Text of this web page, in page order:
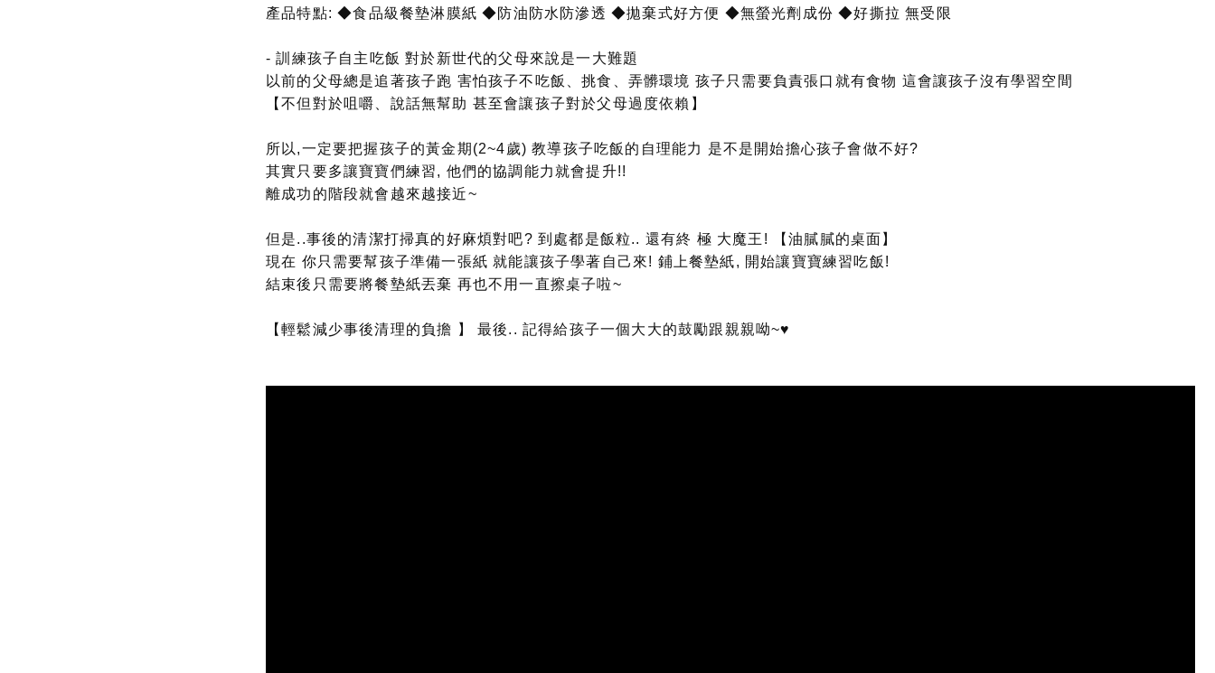
產品特點: ◆食品級餐墊淋膜紙 ◆防油防水防滲透 ◆拋棄式好方便 ◆無螢光劑成份 ◆好撕拉 無受限
- 訓練孩子自主吃飯 對於新世代的父母來說是一大難題
以前的父母總是追著孩子跑 害怕孩子不吃飯、挑食、弄髒環境 孩子只需要負責張口就有食物 這會讓孩子沒有學習空間
【不但對於咀嚼、說話無幫助 甚至會讓孩子對於父母過度依賴】
所以,一定要把握孩子的黃金期(2~4歲) 教導孩子吃飯的自理能力 是不是開始擔心孩子會做不好?
其實只要多讓寶寶們練習, 他們的協調能力就會提升!!
離成功的階段就會越來越接近~
但是..事後的清潔打掃真的好麻煩對吧? 到處都是飯粒.. 還有終 極 大魔王! 【油膩膩的桌面】
現在 你只需要幫孩子準備一張紙 就能讓孩子學著自己來! 鋪上餐墊紙, 開始讓寶寶練習吃飯!
結束後只需要將餐墊紙丟棄 再也不用一直擦桌子啦~
【輕鬆減少事後清理的負擔 】 最後.. 記得給孩子一個大大的鼓勵跟親親呦~♥️